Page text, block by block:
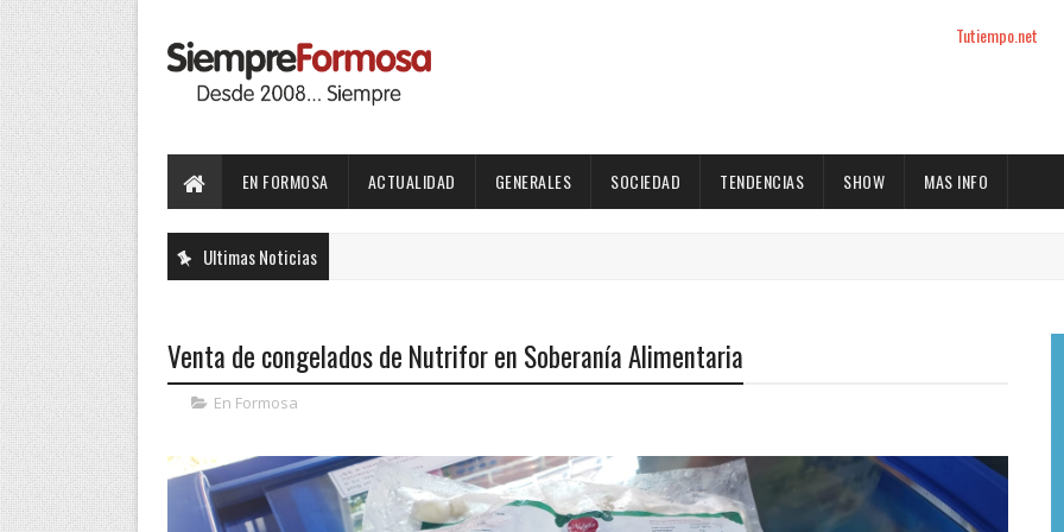
Tutiempo.net
EN FORMOSA ACTUALIDAD GENERALES SOCIEDAD TENDENCIAS SHOW MAS INFO
Ultimas Noticias
Venta de congelados de Nutrifor en Soberanía Alimentaria
En Formosa